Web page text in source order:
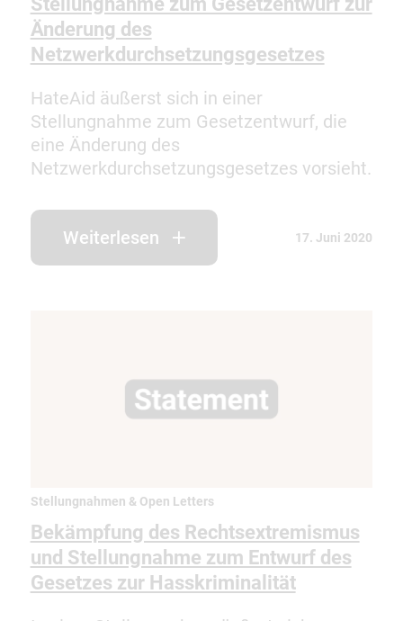
Änderung des
Netzwerkdurchsetzungsgesetzes
HateAid äußerst sich in einer
Stellungnahme zum Gesetzentwurf, die
eine Änderung des
Netzwerkdurchsetzungsgesetzes vorsieht.
Weiterlesen 17. Juni 2020
Stellungnahmen & Open Letters
Bekämpfung des Rechtsextremismus
und Stellungnahme zum Entwurf des
Gesetzes zur Hasskriminalität